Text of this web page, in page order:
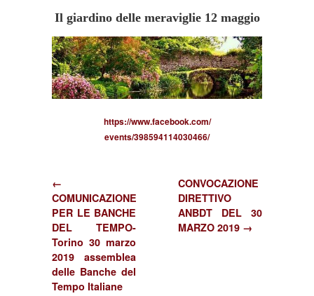
Il giardino delle meraviglie 12 maggio
https://www.facebook.com/
events/398594114030466/
←
COMUNICAZIONE
PER LE BANCHE
DEL TEMPO-
Torino 30 marzo
2019 assemblea
delle Banche del
Tempo Italiane
CONVOCAZIONE
DIRETTIVO
ANBDT DEL 30
MARZO 2019 →